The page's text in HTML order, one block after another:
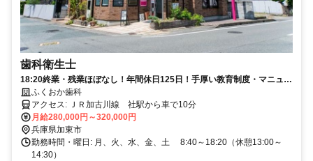
歯科衛生士
18:20終業・残業ほぼなし！年間休日125日！手厚い教育制度・マニュア
ル完備◎安心して働ける環境です！
ふくおか歯科
アクセス: ＪＲ加古川線 社駅から車で10分
月給280,000円～320,000円
兵庫県加東市
勤務時間・曜日: 月、火、水、金、土 8:40～18:20（休憩13:00～
14:30）